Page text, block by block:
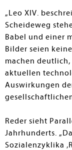
„Leo XIV.
Scheideweg
Babel und einer
Bilder seien
machen
aktuellen
Auswirkungen
Reder sieht
Jahrhunderts.
Sozialenzyklika